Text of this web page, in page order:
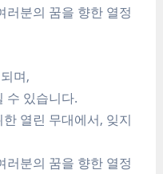
러분의 꿈을 향한 열정
며,
수 있습니다.
열린 무대에서, 잊지
러분의 꿈을 향한 열정